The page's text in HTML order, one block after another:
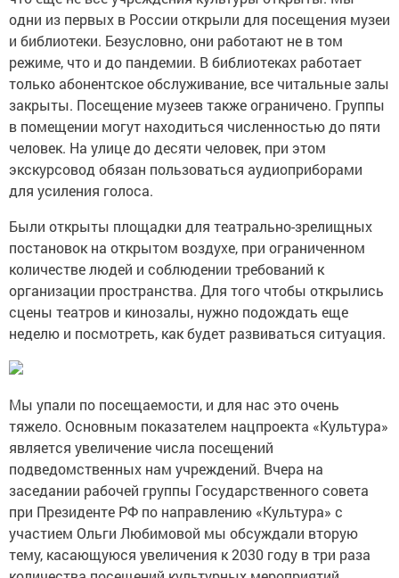
одни из первых в России открыли для посещения музеи
и библиотеки. Безусловно, они работают не в том
режиме, что и до пандемии. В библиотеках работает
только абонентское обслуживание, все читальные залы
закрыты. Посещение музеев также ограничено. Группы
в помещении могут находиться численностью до пяти
человек. На улице до десяти человек, при этом
экскурсовод обязан пользоваться аудиоприборами
для усиления голоса.
Были открыты площадки для театрально-зрелищных
постановок на открытом воздухе, при ограниченном
количестве людей и соблюдении требований к
организации пространства. Для того чтобы открылись
сцены театров и кинозалы, нужно подождать еще
неделю и посмотреть, как будет развиваться ситуация.
Мы упали по посещаемости, и для нас это очень
тяжело. Основным показателем нацпроекта «Культура»
является увеличение числа посещений
подведомственных нам учреждений. Вчера на
заседании рабочей группы Государственного совета
при Президенте РФ по направлению «Культура» с
участием Ольги Любимовой мы обсуждали вторую
тему, касающуюся увеличения к 2030 году в три раза